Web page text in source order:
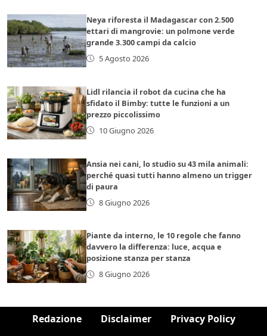
Neya riforesta il Madagascar con 2.500
ettari di mangrovie: un polmone verde
grande 3.300 campi da calcio
5 Agosto 2026
Lidl rilancia il robot da cucina che ha
sfidato il Bimby: tutte le funzioni a un
prezzo piccolissimo
10 Giugno 2026
Ansia nei cani, lo studio su 43 mila animali:
perché quasi tutti hanno almeno un trigger
di paura
8 Giugno 2026
Piante da interno, le 10 regole che fanno
davvero la differenza: luce, acqua e
posizione stanza per stanza
8 Giugno 2026
Redazione Disclaimer Privacy Policy